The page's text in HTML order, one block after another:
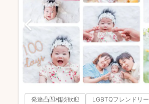
発達凸凹相談歓迎 LGBTQフレンドリー